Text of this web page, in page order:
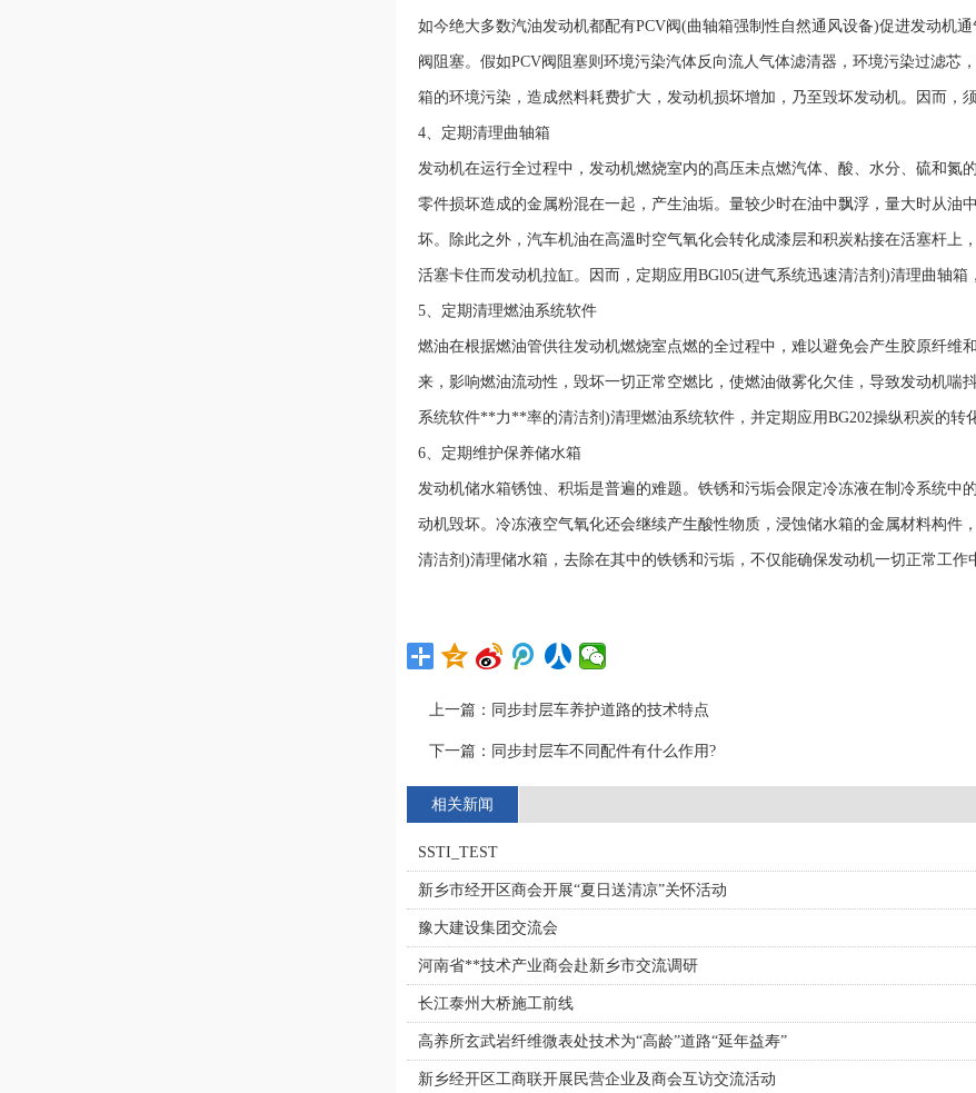
如今绝大多数汽油发动机都配有PCV阀(曲轴箱强制性自然通风设备)促进发动机
阀阻塞。假如PCV阀阻塞则环境污染汽体反向流人气体滤清器，环境污染过滤芯
箱的环境污染，造成然料耗费扩大，发动机损坏增加，乃至毁坏发动机。因而，
4、定期清理曲轴箱
发动机在运行全过程中，发动机燃烧室内的髙压未点燃汽体、酸、水分、硫和氮
零件损坏造成的金属粉混在一起，产生油垢。量较少时在油中飘浮，量大时从油
坏。除此之外，汽车机油在高溫时空气氧化会转化成漆层和积炭粘接在活塞杆上
活塞卡住而发动机拉缸。因而，定期应用BGl05(进气系统迅速清洁剂)清理曲轴箱
5、定期清理燃油系统软件
燃油在根据燃油管供往发动机燃烧室点燃的全过程中，难以避免会产生胶原纤维
来，影响燃油流动性，毁坏一切正常空燃比，使燃油做雾化欠佳，导致发动机喘
系统软件**力**率的清洁剂)清理燃油系统软件，并定期应用BG202操纵积炭的转
6、定期维护保养储水箱
发动机储水箱锈蚀、积垢是普遍的难题。铁锈和污垢会限定冷冻液在制冷系统中
动机毁坏。冷冻液空气氧化还会继续产生酸性物质，浸蚀储水箱的金属材料构
清洁剂)清理储水箱，去除在其中的铁锈和污垢，不仅能确保发动机一切正常工作
上一篇： 同步封层车养护道路的技术特点
下一篇： 同步封层车不同配件有什么作用?
相关新闻
SSTI_TEST
新乡市经开区商会开展“夏日送清凉”关怀活动
豫大建设集团交流会
河南省**技术产业商会赴新乡市交流调研
长江泰州大桥施工前线
高养所玄武岩纤维微表处技术为“高龄”道路“延年益寿”
新乡经开区工商联开展民营企业及商会互访交流活动